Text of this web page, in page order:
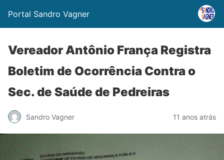
Portal Sandro Vagner
Vereador Antônio França Registra
Boletim de Ocorrência Contra o
Sec. de Saúde de Pedreiras
Sandro Vagner 11 anos atrás